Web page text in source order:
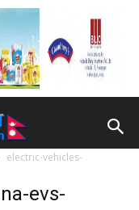
electric-vehicles-
evs-